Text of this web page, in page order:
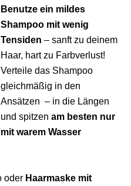
Benutze ein mildes
Shampoo mit wenig
Tensiden – sanft zu deinem
Haar, hart zu Farbverlust!
Verteile das Shampoo
gleichmäßig in den
Ansätzen – in die Längen
und spitzenam besten nur
mit warem Wasser
oder Haarmaske mit